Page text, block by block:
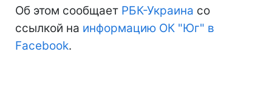
Об этом сообщает РБК-Украина со
ссылкой на информацию ОК "Юг" в
Facebook.